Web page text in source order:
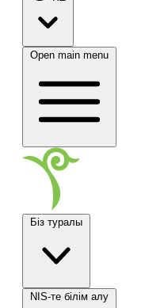
Open main menu
Біз туралы
NIS-те білім алу